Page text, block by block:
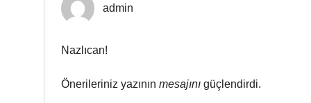
admin
Nazlıcan!
Önerileriniz yazının mesajını güçlendirdi.